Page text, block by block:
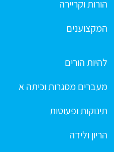
הורות וקריירה
המקצוענים
להיות הורים
מעברים מסגרות וכיתה א
תינוקות ופעוטות
הריון ולידה